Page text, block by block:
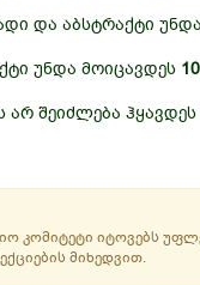
და აბსტრაქტი
უნდა მოიცავდეს
არ შეიძლება ჰყავდეს
კომიტეტი იტოვებს
მიხედვით.